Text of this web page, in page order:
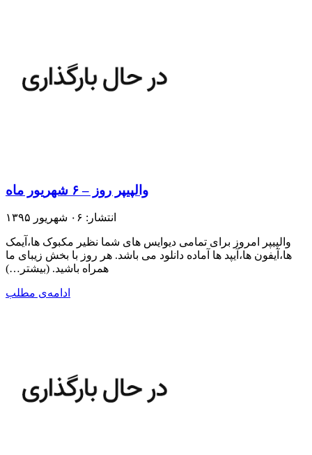
والپیپر روز – ۶ شهریور ماه
انتشار: ۰۶ شهریور ۱۳۹۵
والپیپر امروز برای تمامی دیوایس های شما نظیر مکبوک ها،آیمک
ها،آیفون ها،آیپد ها آماده دانلود می باشد. هر روز با بخش زیبای ما
همراه باشید.​ (بیشتر…)
ادامه‌ی مطلب